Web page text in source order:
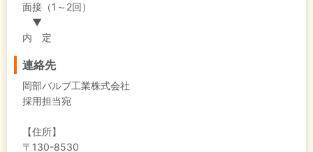
面接（1～2回）
▼
内 定
連絡先
岡部バルブ工業株式会社
採用担当宛
【住所】
〒130-8530